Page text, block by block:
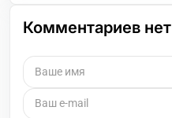
Комментариев нет